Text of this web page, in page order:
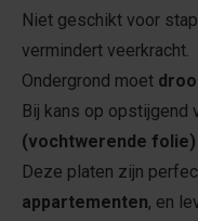
Niet geschikt voor
vermindert veerkracht.
Ondergrond moet
Bij kans op opstijgend
(vochtwerende folie)
Deze platen zijn
appartementen, en